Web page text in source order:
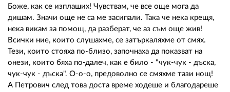
Боже, как се изплаших! Чувствам, че все още мога да
дишам. Значи още не са ме засипали. Така че нека крещя,
нека викам за помощ, да разберат, че аз съм още жив!
Всички ние, които слушахме, се затъркаляхме от смях.
Тези, които стояха по-близо, започнаха да показват на
онези, които бяха по-далеч, как е било - "чук-чук - дъска,
чук-чук - дъска". О-о-о, предоволно се смяхме тази нощ!
А Петрович след това доста време ходеше и благодареше